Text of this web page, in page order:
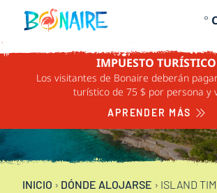
IR AL CONTENIDO
°
IMPUESTO TURÍSTICO
Los visitantes de Bonaire deberán
turístico de 75 $ por persona y
APRENDER MÁS
ISLAND
VACATION
INICIO › DÓNDE ALOJARSE › ISLAND